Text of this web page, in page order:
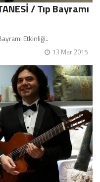
/ Tıp Bayramı
Etkinliği..
13 Mar 2015